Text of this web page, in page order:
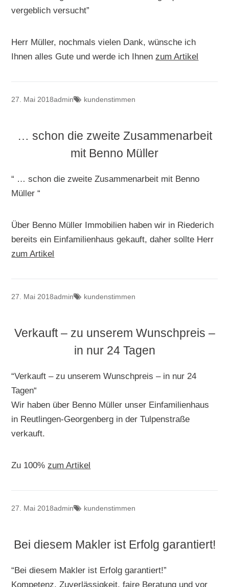
vergeblich versucht”
Herr Müller, nochmals vielen Dank, wünsche ich
Ihnen alles Gute und werde ich Ihnenzum Artikel
27. Mai 2018admin kundenstimmen
… schon die zweite Zusammenarbeit
mit Benno Müller
“ … schon die zweite Zusammenarbeit mit Benno
Müller “
Über Benno Müller Immobilien haben wir in Riederich
bereits ein Einfamilienhaus gekauft, daher sollte Herr
zum Artikel
27. Mai 2018admin kundenstimmen
Verkauft – zu unserem Wunschpreis –
in nur 24 Tagen
“Verkauft – zu unserem Wunschpreis – in nur 24
Tagen“
Wir haben über Benno Müller unser Einfamilienhaus
in Reutlingen-Georgenberg in der Tulpenstraße
verkauft.
Zu 100%zum Artikel
27. Mai 2018admin kundenstimmen
Bei diesem Makler ist Erfolg garantiert!
“Bei diesem Makler ist Erfolg garantiert!”
Kompetenz, Zuverlässigkeit, faire Beratung und vor